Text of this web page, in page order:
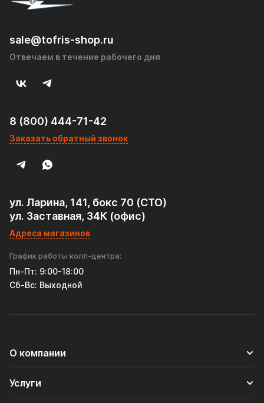
sale@tofris-shop.ru
Отвечаем в течение рабочего дня
8 (800) 444-71-42
Заказать обратный звонок
ул. Ларина, 141, бокс 70 (СТО)
ул. Заставная, 34К (офис)
Адреса магазинов
График работы колл-центра:
Пн-Пт: 9:00-18:00
Cб-Вс: Выходной
О компании
Услуги